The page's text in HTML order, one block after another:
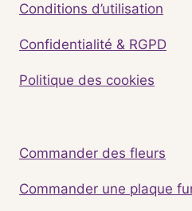
Conditions d’utilisation
Confidentialité & RGPD
Politique des cookies
Commander des fleurs
Commander une plaque